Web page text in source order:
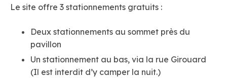
Le site offre 3 stationnements gratuits :
Deux stationnements au sommet près du
pavillon
Un stationnement au bas, via la rue Girouard
(Il est interdit d’y camper la nuit.)